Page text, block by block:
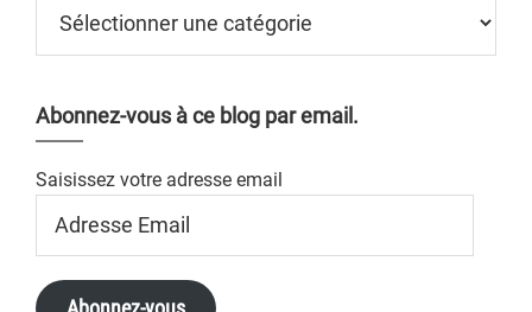
Abonnez-vous à ce blog par email.
Saisissez votre adresse email
Email